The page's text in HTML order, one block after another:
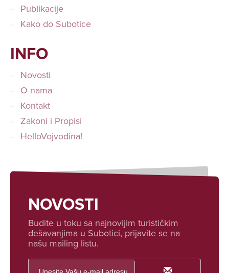
Publikacije
Kako do Subotice
INFO
Novosti
O nama
Kontakt
Zakoni i Propisi
HelloVojvodina!
NOVOSTI
Budite u toku sa najnovijim turističkim
dešavanjima u Subotici, prijavite se na
našu mailing listu.